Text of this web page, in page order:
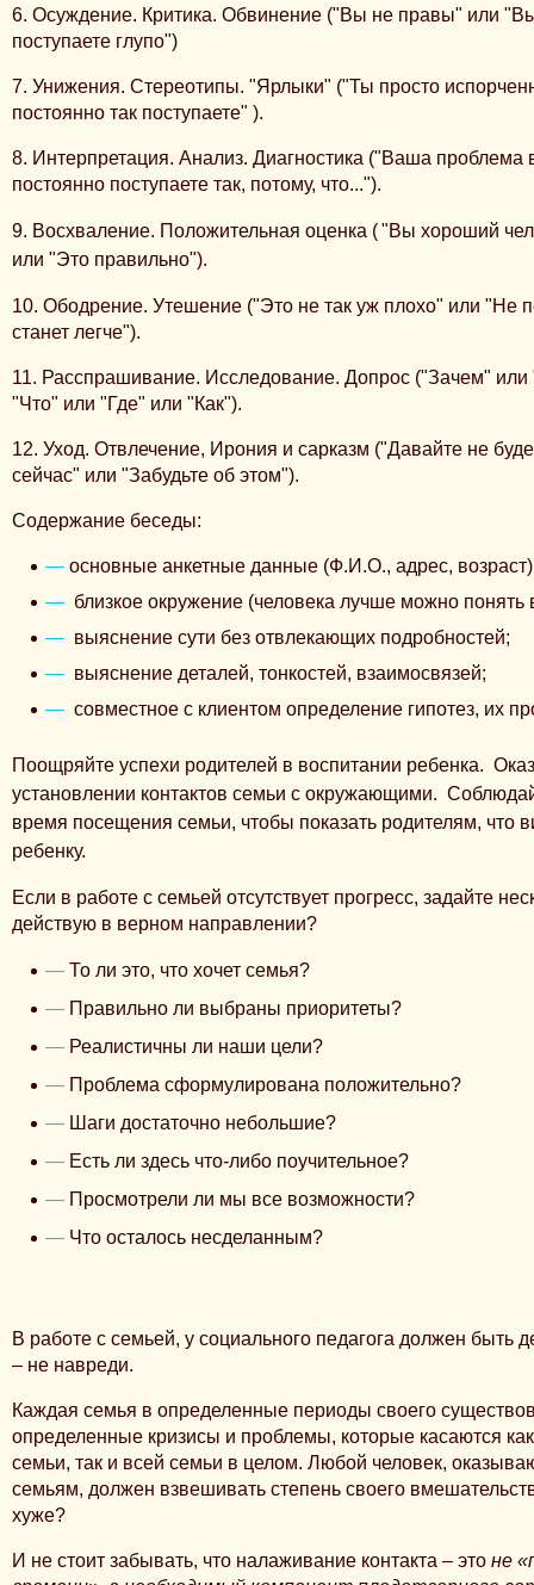
6. Осуждение. Критика. Обвинение ("Вы не правы" или
поступаете глупо")
7. Унижения. Стереотипы. "Ярлыки" ("Ты просто
постоянно так поступаете" ).
8. Интерпретация. Анализ. Диагностика ("Ваша проблема
постоянно поступаете так, потому, что...").
9. Восхваление. Положительная оценка ("Вы хороший
или "Это правильно").
10. Ободрение. Утешение ("Это не так уж плохо" или "Не
станет легче").
11. Расспрашивание. Исследование. Допрос ("Зачем"
"Что" или "Где" или "Как").
12. Уход. Отвлечение, Ирония и сарказм ("Давайте не
сейчас" или "Забудьте об этом").
Содержание беседы:
основные анкетные данные (Ф.И.О., адрес,
близкое окружение (человека лучше можно понять
выяснение сути без отвлекающих подробностей;
выяснение деталей, тонкостей, взаимосвязей;
совместное с клиентом определение гипотез, их
Поощряйте успехи родителей в воспитании ребенка.
установлении контактов семьи с окружающими.
время посещения семьи, чтобы показать родителям, что
ребенку.
Если в работе с семьей отсутствует прогресс, задайте
действую в верном направлении?
То ли это, что хочет семья?
Правильно ли выбраны приоритеты?
Реалистичны ли наши цели?
Проблема сформулирована положительно?
Шаги достаточно небольшие?
Есть ли здесь что-либо поучительное?
Просмотрели ли мы все возможности?
Что осталось несделанным?
В работе с семьей, у социального педагога должен быть
– не навреди.
Каждая семья в определенные периоды своего
определенные кризисы и проблемы, которые касаются
семьи, так и всей семьи в целом. Любой человек,
семьям, должен взвешивать степень своего
хуже?
И не стоит забывать, что налаживание контакта – это не